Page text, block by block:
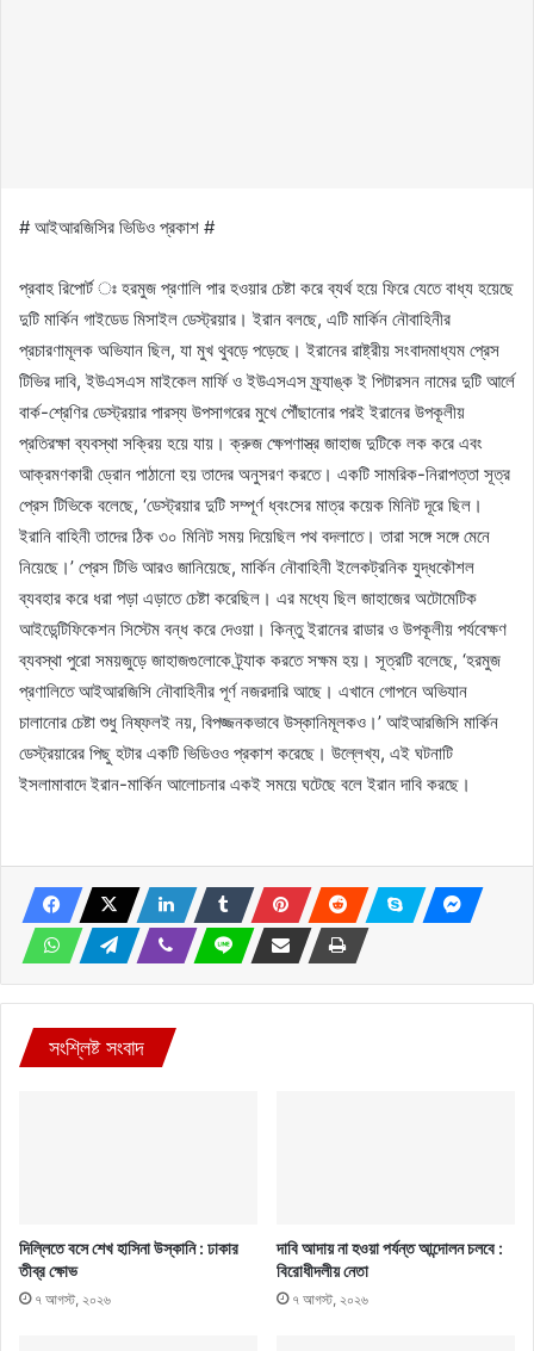
# আইআরজিসির ভিডিও প্রকাশ #
প্রবাহ রিপোর্ট ঃ হরমুজ প্রণালি পার হওয়ার চেষ্টা করে ব্যর্থ হয়ে ফিরে যেতে বাধ্য হয়েছে
দুটি মার্কিন গাইডেড মিসাইল ডেস্ট্রয়ার। ইরান বলছে, এটি মার্কিন নৌবাহিনীর
প্রচারণামূলক অভিযান ছিল, যা মুখ থুবড়ে পড়েছে। ইরানের রাষ্ট্রীয় সংবাদমাধ্যম প্রেস
টিভির দাবি, ইউএসএস মাইকেল মার্ফি ও ইউএসএস ফ্র্যাঙ্ক ই পিটারসন নামের দুটি আর্লে
বার্ক-শ্রেণির ডেস্ট্রয়ার পারস্য উপসাগরের মুখে পৌঁছানোর পরই ইরানের উপকূলীয়
প্রতিরক্ষা ব্যবস্থা সক্রিয় হয়ে যায়। ক্রুজ ক্ষেপণাস্ত্র জাহাজ দুটিকে লক করে এবং
আক্রমণকারী ড্রোন পাঠানো হয় তাদের অনুসরণ করতে। একটি সামরিক-নিরাপত্তা সূত্র
প্রেস টিভিকে বলেছে, ‘ডেস্ট্রয়ার দুটি সম্পূর্ণ ধ্বংসের মাত্র কয়েক মিনিট দূরে ছিল।
ইরানি বাহিনী তাদের ঠিক ৩০ মিনিট সময় দিয়েছিল পথ বদলাতে। তারা সঙ্গে সঙ্গে মেনে
নিয়েছে।’ প্রেস টিভি আরও জানিয়েছে, মার্কিন নৌবাহিনী ইলেকট্রনিক যুদ্ধকৌশল
ব্যবহার করে ধরা পড়া এড়াতে চেষ্টা করেছিল। এর মধ্যে ছিল জাহাজের অটোমেটিক
আইডেন্টিফিকেশন সিস্টেম বন্ধ করে দেওয়া। কিন্তু ইরানের রাডার ও উপকূলীয় পর্যবেক্ষণ
ব্যবস্থা পুরো সময়জুড়ে জাহাজগুলোকে ট্র্যাক করতে সক্ষম হয়। সূত্রটি বলেছে, ‘হরমুজ
প্রণালিতে আইআরজিসি নৌবাহিনীর পূর্ণ নজরদারি আছে। এখানে গোপনে অভিযান
চালানোর চেষ্টা শুধু নিষ্ফলই নয়, বিপজ্জনকভাবে উস্কানিমূলকও।’ আইআরজিসি মার্কিন
ডেস্ট্রয়ারের পিছু হটার একটি ভিডিওও প্রকাশ করেছে। উল্লেখ্য, এই ঘটনাটি
ইসলামাবাদে ইরান-মার্কিন আলোচনার একই সময়ে ঘটেছে বলে ইরান দাবি করছে।
সংশ্লিষ্ট সংবাদ
দিল্লিতে বসে শেখ হাসিনা উস্কানি : ঢাকার
তীব্র ক্ষোভ
৭ আগস্ট, ২০২৬
দাবি আদায় না হওয়া পর্যন্ত আন্দোলন চলবে :
বিরোধীদলীয় নেতা
৭ আগস্ট, ২০২৬